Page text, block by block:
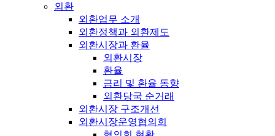
외환
외환업무 소개
외환정책과 외환제도
외환시장과 환율
외환시장
환율
금리 및 환율 동향
외환당국 순거래
외환시장 구조개선
외환시장운영협의회